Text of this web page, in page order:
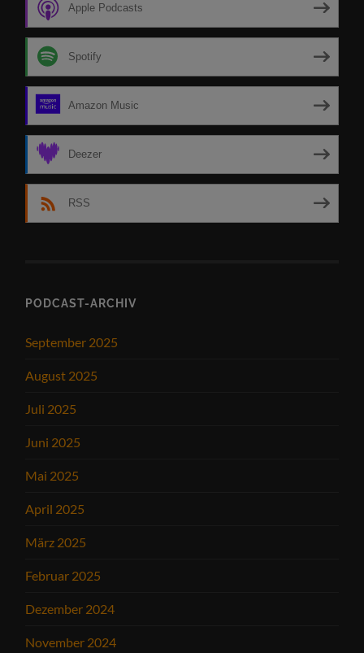
Apple Podcasts
Spotify
Amazon Music
Deezer
RSS
PODCAST-ARCHIV
September 2025
August 2025
Juli 2025
Juni 2025
Mai 2025
April 2025
März 2025
Februar 2025
Dezember 2024
November 2024